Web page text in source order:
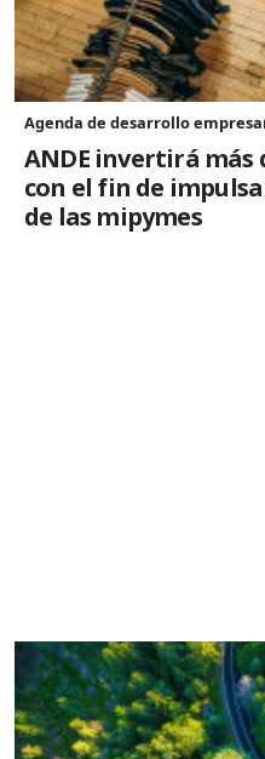
Agenda de desarrollo
ANDE invertirá más
con el fin de
de las mipymes